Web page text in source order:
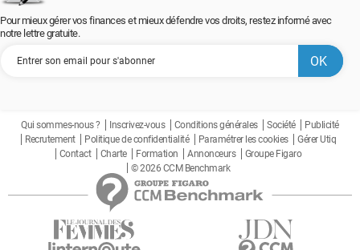
Pour mieux gérer vos finances et mieux défendre vos droits, restez informé avec
notre lettre gratuite.
Qui sommes-nous ? Inscrivez-vous Conditions générales Société
Publicité
Recrutement
Politique de confidentialité Paramétrer les cookies
Gérer Utiq
Contact
Charte Formation Annonceurs
Groupe Figaro
© 2026 CCM Benchmark